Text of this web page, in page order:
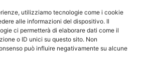
utilizziamo tecnologie come i cookie
alle informazioni del dispositivo. Il
ci permetterà di elaborare dati come il
o ID unici su questo sito. Non
può influire negativamente su alcune
in questo momento
Potrebbe Essere per
Ascendendo alla Quinta